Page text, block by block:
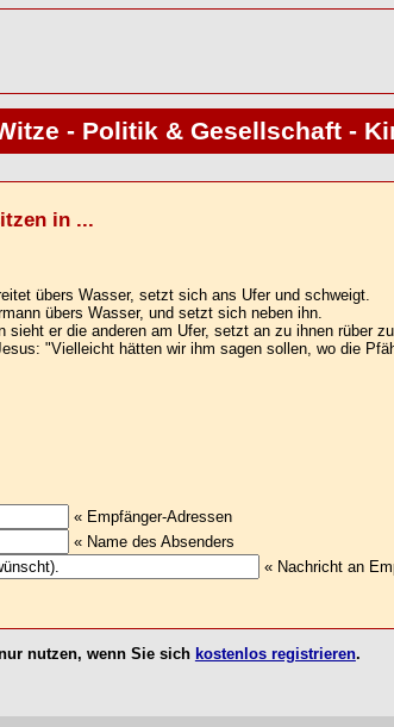
- Politik & Gesellschaft -
in ...
übers Wasser, setzt sich ans Ufer und schweigt.
übers Wasser, und setzt sich neben ihn.
sieht er die anderen am Ufer, setzt an zu ihnen rüber
"Vielleicht hätten wir ihm sagen sollen, wo die
« Empfänger-Adressen
« Name des Absenders
« Nachricht an
nutzen, wenn Sie sich kostenlos registrieren.